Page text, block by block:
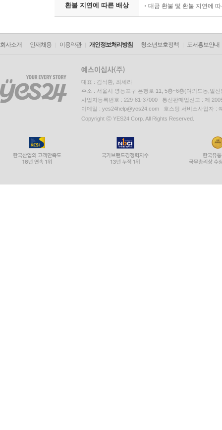
환불 지연에 따른 배상 대금 환불 및 환불 지연에
회사소개 인재채용 이용약관 개인정보처리방침 청소년보호정책 도서홍보안내
대표 : 김석환, 최세라
주소 : 서울시 영등포구 은행로 11, 5층~6층(여의도동,일신
사업자등록번호 : 229-81-37000 통신판매업신고 : 제
이메일 : yes24help@yes24.com 호스팅 서비스사업자 :
Copyright ⓒ YES24 Corp. All Rights Reserved.